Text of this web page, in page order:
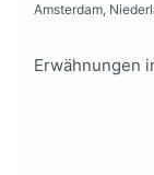
Amsterdam,
Erwähnungen